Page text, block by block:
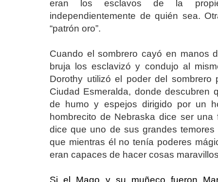
eran los esclavos de la
independientemente de quién sea.
“patrón oro”.
Cuando el sombrero cayó en manos
bruja los esclavizó y condujo al
Dorothy utilizó el poder del
Ciudad Esmeralda, donde descubren
de humo y espejos dirigido por un
hombrecito de Nebraska dice ser
dice que uno de sus grandes
que mientras él no tenía poderes
eran capaces de hacer cosas
Si el Mago y su muñeco fueron